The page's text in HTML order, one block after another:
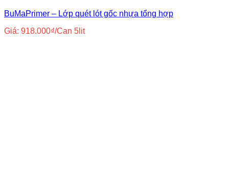
BuMaPrimer – Lớp quét lót gốc nhựa tổng hợp
Giá: 918.000₫/Can 5lit